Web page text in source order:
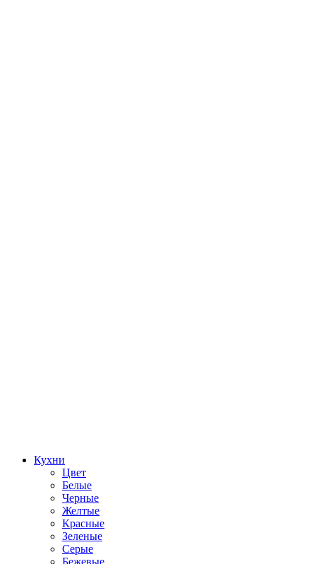
Кухни
Цвет
Белые
Черные
Желтые
Красные
Зеленые
Серые
Бежевые